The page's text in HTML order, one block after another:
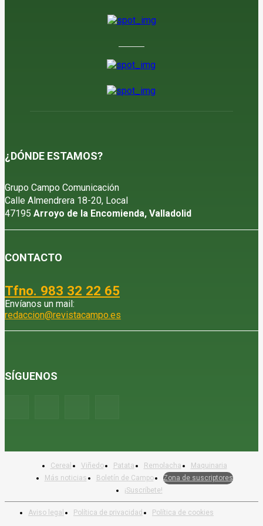
¿DÓNDE ESTAMOS?
Grupo Campo Comunicación
Calle Almendrera 18-20, Local
47195 Arroyo de la Encomienda, Valladolid
CONTACTO
Tfno. 983 32 22 65
Envíanos un mail:
redaccion@revistacampo.es
SÍGUENOS
Aviso legal Política de privacidad Política de cookies
Cereal Viñedo Patata Remolacha
Maquinaria
Más noticias
Boletín de Campo
Zona de suscriptores
¡Suscríbete!